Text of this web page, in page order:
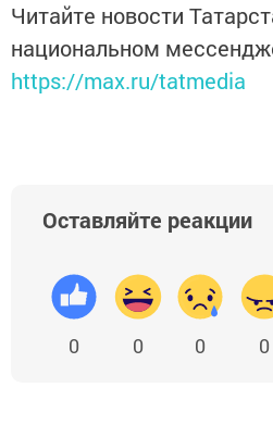
Читайте новости
национальном
https://max.ru/tatmedia
Оставляйте реакции
0 0 0 0